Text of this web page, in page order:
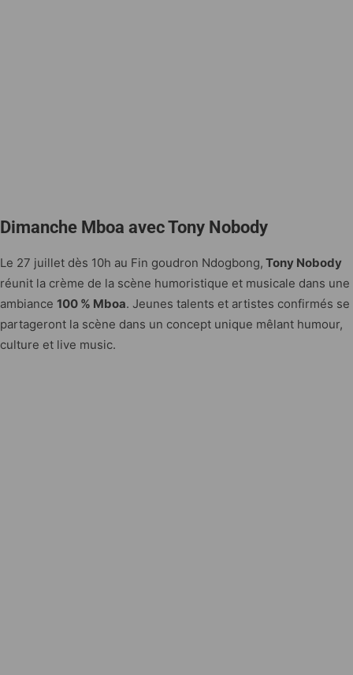
Dimanche Mboa avec Tony Nobody
Le 27 juillet dès 10h au Fin goudron Ndogbong, Tony Nobody
réunit la crème de la scène humoristique et musicale dans une
ambiance 100 % Mboa. Jeunes talents et artistes confirmés se
partageront la scène dans un concept unique mêlant humour,
culture et live music.